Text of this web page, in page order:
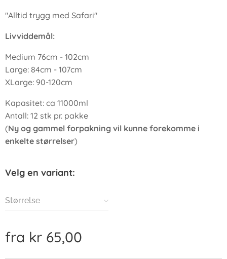
"Alltid trygg med Safari"
Livviddemål:
Medium 76cm - 102cm
Large: 84cm - 107cm
XLarge: 90-120cm
Kapasitet: ca 11000ml
Antall: 12 stk pr. pakke
(Ny og gammel forpakning vil kunne forekomme i
enkelte størrelser)
Velg en variant:
Størrelse
fra kr 65,00